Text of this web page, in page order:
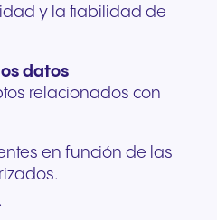
y la fiabilidad de
datos
relacionados con
en función de las